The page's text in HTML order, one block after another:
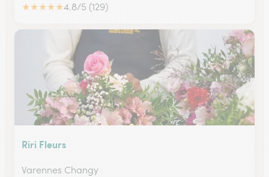
★★★★★4.8/5 (129)
Riri Fleurs
Varennes Changy